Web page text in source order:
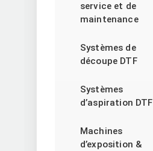
service et de
maintenance
Systèmes de
découpe DTF
Systèmes
d’aspiration DTF
Machines
d’exposition &